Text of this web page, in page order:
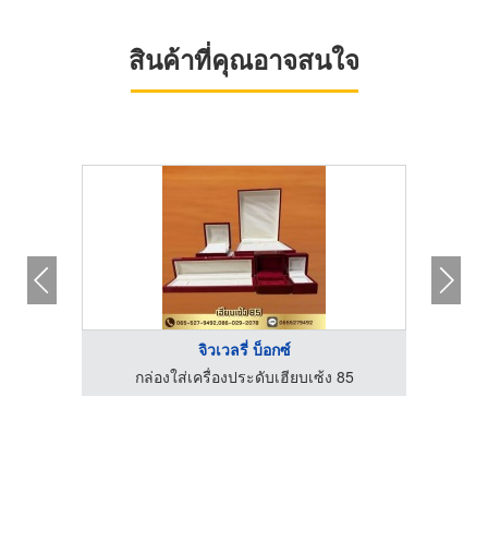
สินค้าที่คุณอาจสนใจ
จิวเวลรี่ บ็อกซ์
กล่องใส่เครื่องประดับเฮียบเซ้ง 85